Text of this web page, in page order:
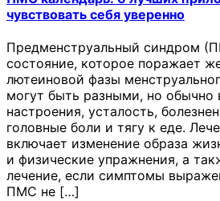
чувствовать себя уверенно
Предменструальный синдром
состояние, которое поражает
лютеиновой фазы
могут быть разными, но обычно
настроения, усталость,
головные боли и тягу к еде.
включает изменение образа
и физические упражнения, а
лечение, если симптомы
ПМС не […]